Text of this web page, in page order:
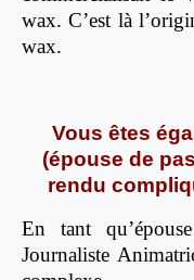
wax. C’est là
wax.
Vous êtes
(épouse de
rendu
En tant
Journaliste